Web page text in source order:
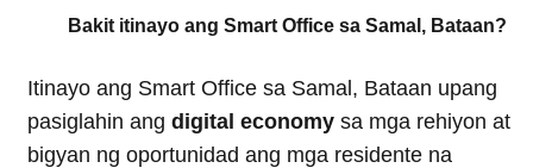
Bakit itinayo ang Smart Office sa Samal, Bataan?
Itinayo ang Smart Office sa Samal, Bataan upang
pasiglahin ang digital economy sa mga rehiyon at
bigyan ng oportunidad ang mga residente na